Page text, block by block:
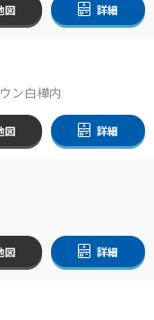
図 詳細
ン白樺内
図 詳細
図 詳細